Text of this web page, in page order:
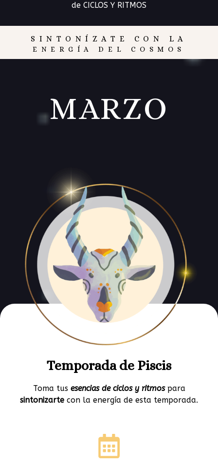
de CICLOS Y RITMOS
SINTONÍZATE CON LA
ENERGÍA DEL COSMOS
MARZO
Temporada de Piscis
Toma tus esencias de ciclos y ritmospara
sintonizarte con la energía de esta temporada.